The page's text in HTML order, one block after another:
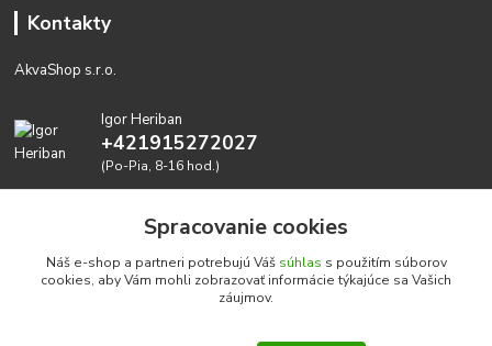
Kontakty
AkvaShop s.r.o.
Igor Heriban
+421915272027
(Po-Pia, 8-16 hod.)
Spracovanie cookies
Náš e-shop a partneri potrebujú Váš súhlas s použitím súborov
cookies, aby Vám mohli zobrazovať informácie týkajúce sa Vašich
záujmov.